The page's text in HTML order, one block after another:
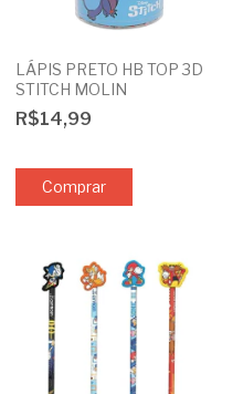
LÁPIS PRETO HB TOP 3D
STITCH MOLIN
R$14,99